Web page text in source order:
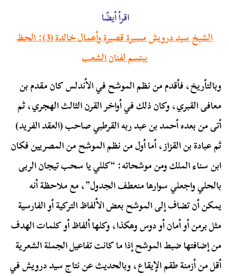
اقرأ أيضًا
الشيخ سيد درويش مسيرة قصيرة وأعمال خالدة (3): الحظ
يبتسم لفنان الشعب
وبالتأريخ، فأقدم من نظم الموشح في الأندلس كان مقدم بن
معافى القبري، وكان ذلك في أواخر القرن الثالث الهجري، ثم
أتى من بعده أحمد بن عبد ربه القرطبي صاحب (العقد الفريد)
ثم عبادة بن القزاز، أما أول من نظم الموشح من المصريين فكان
ابن سناء الملك ومن موشحاته: “كللي يا سحب تيجان الربى
بالحلي واجعلي سوارها منعطف الجدول”، مع ملاحظة أنه
يمكن أن تضاف إلى الموشح بعض الألفاظ التركية أو الفارسية
مثل برمن أو أمان أو دوس وهكذا، وكلها ألفاظ أو كلمات الهدف
من إضافتها ضبط الموشح إذا ما كانت تفاعيل الجملة الشعرية
أقل من أزمنة طقم الإيقاع، وبالحديث عن نتاج سيد درويش في